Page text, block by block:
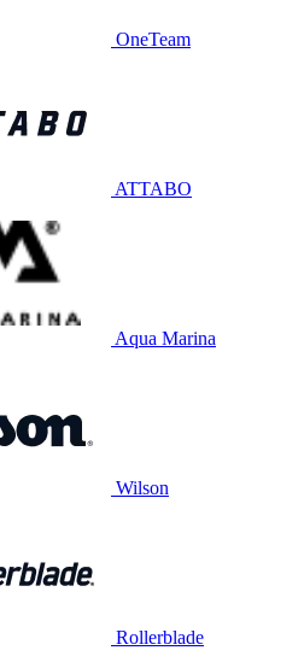
OneTeam
ATTABO
Aqua Marina
Wilson
Rollerblade